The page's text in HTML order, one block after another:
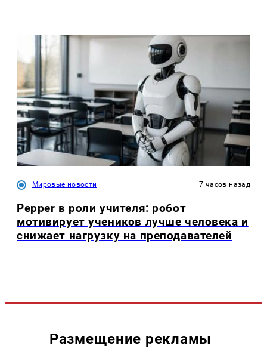
Мировые новости 7 часов назад
Pepper в роли учителя: робот
мотивирует учеников лучше человека и
снижает нагрузку на преподавателей
Размещение рекламы